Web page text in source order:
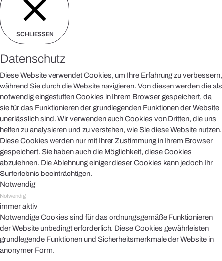
SCHLIESSEN
Datenschutz
Diese Website verwendet Cookies, um Ihre Erfahrung zu verbessern,
während Sie durch die Website navigieren. Von diesen werden die als
notwendig eingestuften Cookies in Ihrem Browser gespeichert, da
sie für das Funktionieren der grundlegenden Funktionen der Website
unerlässlich sind. Wir verwenden auch Cookies von Dritten, die uns
helfen zu analysieren und zu verstehen, wie Sie diese Website nutzen.
Diese Cookies werden nur mit Ihrer Zustimmung in Ihrem Browser
gespeichert. Sie haben auch die Möglichkeit, diese Cookies
abzulehnen. Die Ablehnung einiger dieser Cookies kann jedoch Ihr
Surferlebnis beeinträchtigen.
Notwendig
Notwendig
immer aktiv
Notwendige Cookies sind für das ordnungsgemäße Funktionieren
der Website unbedingt erforderlich. Diese Cookies gewährleisten
grundlegende Funktionen und Sicherheitsmerkmale der Website in
anonymer Form.